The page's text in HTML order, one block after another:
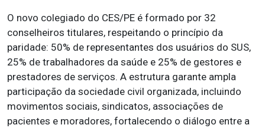
O novo colegiado do CES/PE é formado por 32
conselheiros titulares, respeitando o princípio da
paridade: 50% de representantes dos usuários do SUS,
25% de trabalhadores da saúde e 25% de gestores e
prestadores de serviços. A estrutura garante ampla
participação da sociedade civil organizada, incluindo
movimentos sociais, sindicatos, associações de
pacientes e moradores, fortalecendo o diálogo entre a